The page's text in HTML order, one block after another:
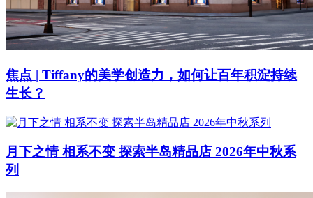
焦点 | Tiffany的美学创造力，如何让百年积淀持续
生长？
月下之情 相系不变 探索半岛精品店 2026年中秋系
列